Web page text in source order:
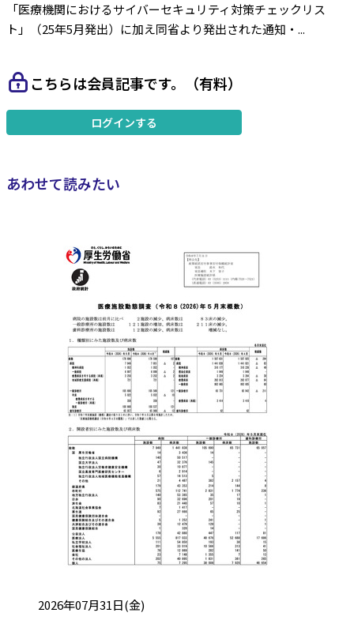
「医療機関におけるサイバーセキュリティ対策チェックリス
ト」（25年5月発出）に加え同省より発出された通知・...
こちらは会員記事です。（有料）
ログインする
あわせて読みたい
投稿日:2026年07月31日(金)